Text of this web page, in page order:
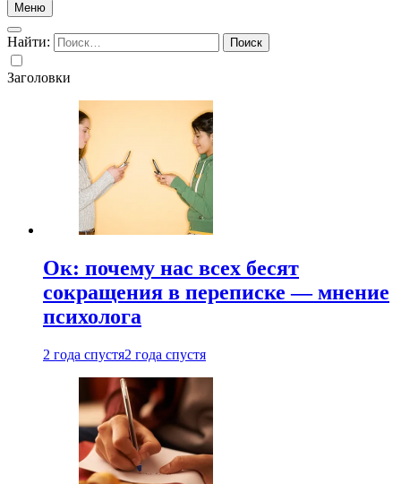
Меню
Найти:
Заголовки
Ок: почему нас всех бесят
сокращения в переписке — мнение
психолога
2 года спустя2 года спустя